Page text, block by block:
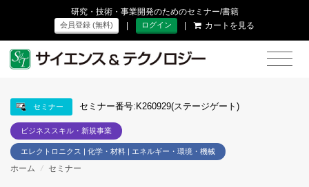
研究・技術・事業開発のためのセミナー/書籍
会員登録 (無料) | ログイン | カートを見る
セミナー セミナー番号:K260929(ステージゲート)
ビジネススキル・新規事業
エレクトロニクス | 化学・材料 | エネルギー・環境・機械
ホーム / セミナー